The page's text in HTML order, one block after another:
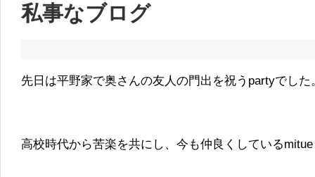
私事なブログ
先日は平野家で奥さんの友人の門出を祝うpartyでした
高校時代から苦楽を共にし、今も仲良くしているmitue